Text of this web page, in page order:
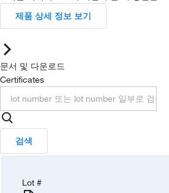
제품 상세 정보 보기
문서 및 다운로드
Certificates
검색
Lot #